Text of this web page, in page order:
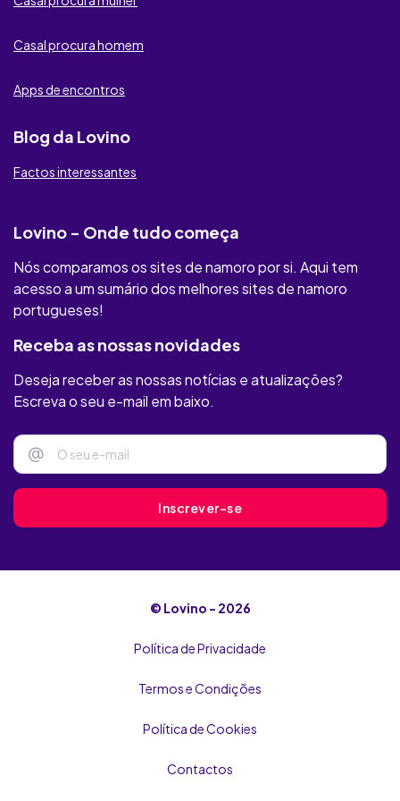
Cupid Taste
Lust
Raparigas Locais
Illicit Meat
Youumu
MAXXFINDER
Privaffair
Felizes
Clube Amizade
Casal procura homem
Apps de encontros
Blog da Lovino
Factos interessantes
Lovino - Onde tudo começa
Nós comparamos os sites de namoro por si. Aqui tem
acesso a um sumário dos melhores sites de namoro
portugueses!
Receba as nossas novidades
Deseja receber as nossas notícias e atualizações?
Escreva o seu e-mail em baixo.
@
Inscrever-se
© Lovino - 2026
Política de Privacidade
Termos e Condições
Política de Cookies
Contactos